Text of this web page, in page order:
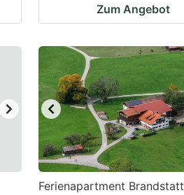
Zum Angebot
Ferienapartment Brandstatt